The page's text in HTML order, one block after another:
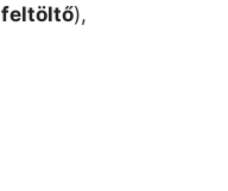
),